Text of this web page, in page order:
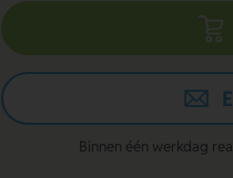
Binnen één werkdag